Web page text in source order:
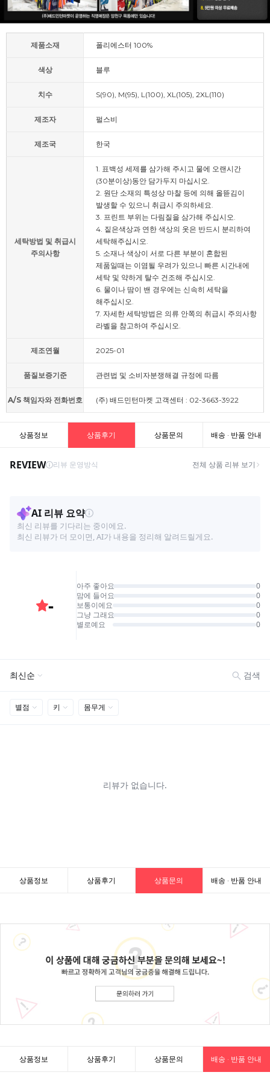
제품소재 폴리에스터 100%
색상 블루
치수 S(90), M(95), L(100), XL(105), 2XL(110)
제조자 펄스비
제조국 한국
세탁방법 및 취급시
주의사항
1. 표백성 세제를 삼가해 주시고 물에 오랜시간
(30분이상)동안 담가두지 마십시오.
2. 원단 소재의 특성상 마찰 등에 의해 올뜯김이
발생할 수 있으니 취급시 주의하세요.
3. 프린트 부위는 다림질을 삼가해 주십시오.
4. 짙은색상과 연한 색상의 옷은 반드시 분리하여
세탁해주십시오.
5. 소재나 색상이 서로 다른 부분이 혼합된
제품일때는 이염될 우려가 있으니 빠른 시간내에
세탁 및 약하게 탈수 건조해 주십시오.
6. 물이나 땀이 밴 경우에는 신속히 세탁을
해주십시오.
7. 자세한 세탁방법은 의류 안쪽의 취급시 주의사항
라벨을 참고하여 주십시오.
제조연월 2025-01
품질보증기준 관련법 및 소비자분쟁해결 규정에 따름
A/S 책임자와 전화번호 (주) 배드민턴마켓 고객센터 : 02-3663-3922
상품정보 상품후기 상품문의 배송 · 반품 안내
상품정보 상품후기 상품문의 배송 · 반품 안내
상품정보 상품후기 상품문의 배송 · 반품 안내